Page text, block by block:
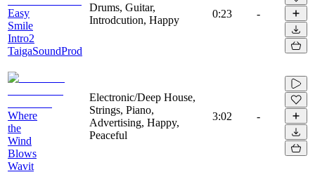
Easy
Smile
Intro2
TaigaSoundProd
Drums, Guitar,
Introdcution, Happy
0:23 -
Where
the
Wind
Blows
Wavit
Electronic/Deep House,
Strings, Piano,
Advertising, Happy,
Peaceful
3:02 -